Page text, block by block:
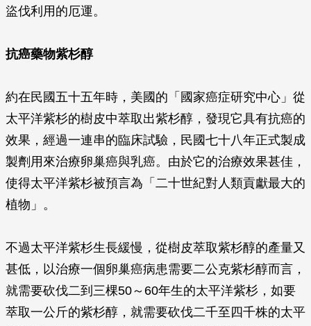
盜伐利用的厄運。
抗癌藥物紫杉醇
約在民國五十五年時，美國的「國家癌症研究中心」從
太平洋紫杉的樹皮中萃取出紫杉醇，發現它具有抗癌的
效果，經過一連串的臨床試驗，民國七十八年正式製成
製劑用來治療卵巢癌與乳癌。由於它的治療效果甚佳，
使得太平洋紫杉被預言為「二十世紀對人類貢獻最大的
植物」。
不過太平洋紫杉生長緩慢，從樹皮萃取紫杉醇的產量又
甚低，以治療一個卵巢癌病患需要二公克紫杉醇而言，
就需要砍伐二到三棵50～60年生的太平洋紫杉，如要
萃取一公斤的紫杉醇，就需要砍伐二千至四千株的太平